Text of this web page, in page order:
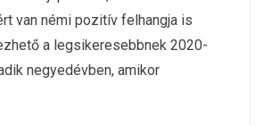
van némi pozitív felhangja is
a legsikeresebbnek 2020-
negyedévben, amikor